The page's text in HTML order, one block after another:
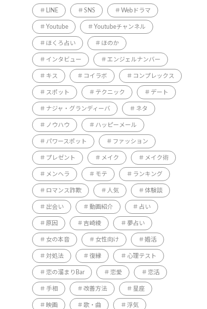
LINE SNS Webドラマ
Youtube Youtubeチャンネル
ほくろ占い ほのか
インタビュー エンジェルナンバー
キス コイラボ コンプレックス
スポット テクニック デート
ナジャ・グランディーバ ネタ
ノウハウ ハッピーメール
パワースポット ファッション
プレゼント メイク メイク術
メンヘラ モテ ランキング
ロマンス詐欺 人気 体験談
出会い 動画紹介 占い
原因 吉崎綾 夢占い
女の本音 女性向け 婚活
対処法 復縁 心理テスト
恋の溜まりBar 恋愛 恋活
手相 改善方法 星座
映画 歌・曲 浮気